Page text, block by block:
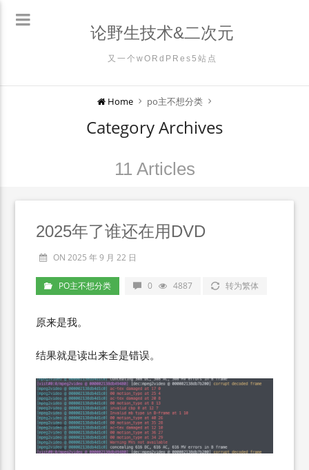
论野生技术&二次元
又一个wORdPRes5站点
Home po主不想分类
Category Archives
11 Articles
2025年了谁还在用DVD
ON 2025 年 9 月 22 日
PO主不想分类 0 4887 转为繁体
原来是我。
结果就是读出来全是错误。